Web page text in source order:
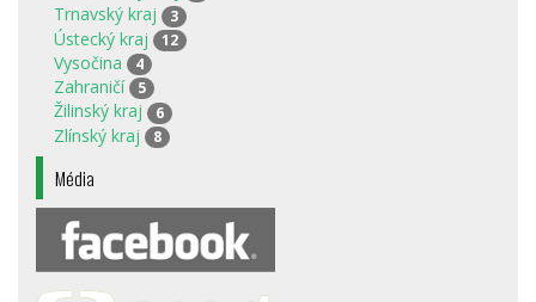
Trnavský kraj 3
Ústecký kraj 12
Vysočina 4
Zahraničí 5
Žilinský kraj 6
Zlínský kraj 8
Média